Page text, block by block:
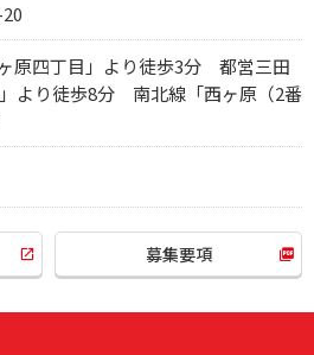
原四丁目」より徒歩3分 都営三田
より徒歩8分 南北線「西ヶ原（2番
募集要項